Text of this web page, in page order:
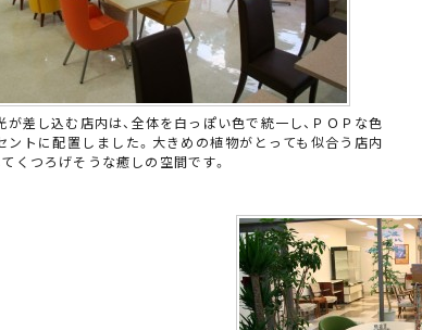
が差し込む店内は、全体を白っぽい色で統一し、ＰＯＰな色
ントに配置しました。大きめの植物がとっても似合う店内
くつろげそうな癒しの空間です。